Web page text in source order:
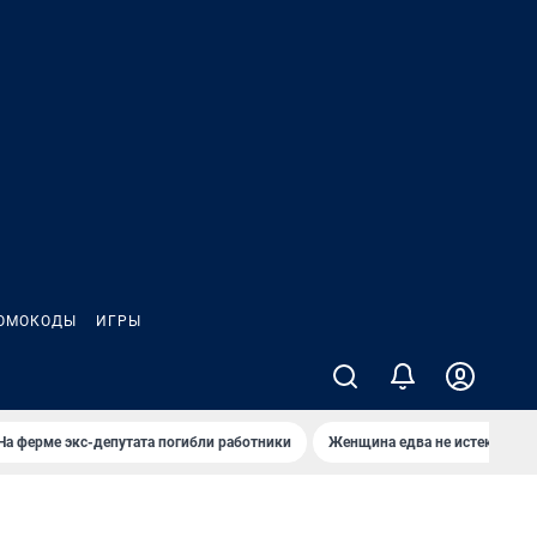
ИГРЫ
ферме экс-депутата погибли работники Женщина едва не истекла